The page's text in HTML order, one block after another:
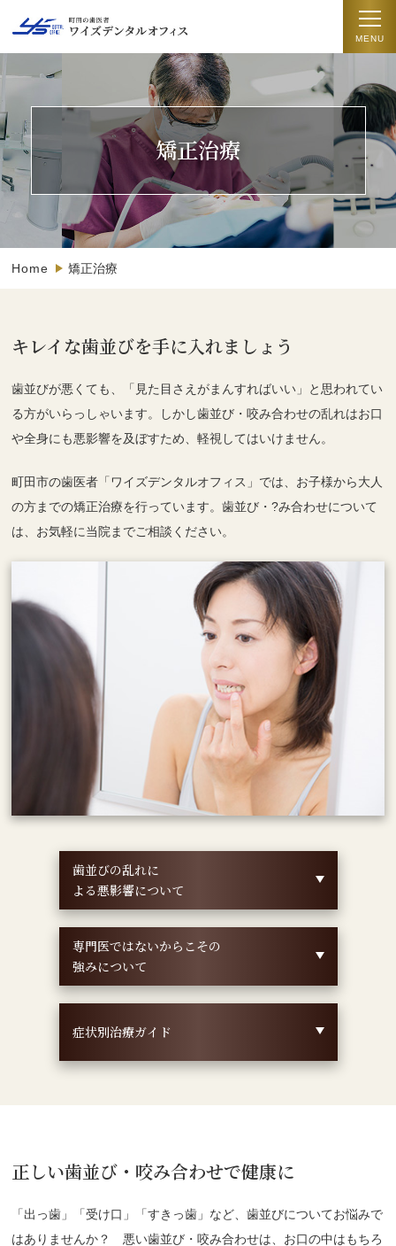
矯正治療
Home 矯正治療
キレイな歯並びを手に入れましょう
歯並びが悪くても、「見た目さえがまんすればいい」と思われてい
る方がいらっしゃいます。しかし歯並び・咬み合わせの乱れはお口
や全身にも悪影響を及ぼすため、軽視してはいけません。
町田市の歯医者「ワイズデンタルオフィス」では、お子様から大人
の方までの矯正治療を行っています。歯並び・?み合わせについて
は、お気軽に当院までご相談ください。
歯並びの乱れに
よる悪影響について
専門医ではないからこその
強みについて
症状別治療ガイド
正しい歯並び・咬み合わせで健康に
「出っ歯」「受け口」「すきっ歯」など、歯並びについてお悩みで
はありませんか？ 悪い歯並び・咬み合わせは、お口の中はもちろ